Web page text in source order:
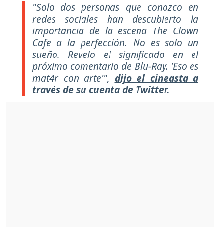
"Solo dos personas que conozco en
redes sociales han descubierto la
importancia de la escena The Clown
Cafe a la perfección. No es solo un
sueño. Revelo el significado en el
próximo comentario de Blu-Ray. 'Eso es
mat4r con arte'", dijo el cineasta a
través de su cuenta de Twitter.